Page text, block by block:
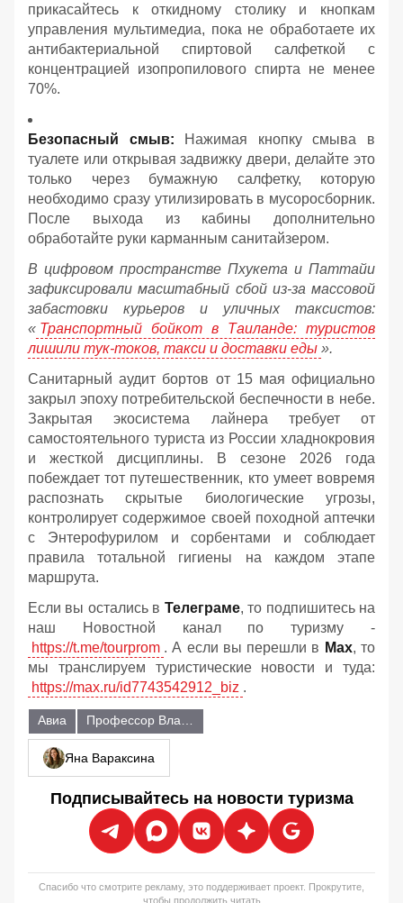
прикасайтесь к откидному столику и кнопкам
управления мультимедиа, пока не обработаете их
антибактериальной спиртовой салфеткой с
концентрацией изопропилового спирта не менее
70%.
Безопасный смыв: Нажимая кнопку смыва в
туалете или открывая задвижку двери, делайте это
только через бумажную салфетку, которую
необходимо сразу утилизировать в мусоросборник.
После выхода из кабины дополнительно
обработайте руки карманным санитайзером.
В цифровом пространстве Пхукета и Паттайи
зафиксировали масштабный сбой из-за массовой
забастовки курьеров и уличных таксистов:
« Транспортный бойкот в Таиланде: туристов
лишили тук-токов, такси и доставки еды ».
Санитарный аудит бортов от 15 мая официально
закрыл эпоху потребительской беспечности в небе.
Закрытая экосистема лайнера требует от
самостоятельного туриста из России хладнокровия
и жесткой дисциплины. В сезоне 2026 года
побеждает тот путешественник, кто умеет вовремя
распознать скрытые биологические угрозы,
контролирует содержимое своей походной аптечки
с Энтерофурилом и сорбентами и соблюдает
правила тотальной гигиены на каждом этапе
маршрута.
Если вы остались в Телеграме, то подпишитесь на
наш Новостной канал по туризму -
https://t.me/tourprom . А если вы перешли в Мах, то
мы транслируем туристические новости и туда:
https://max.ru/id7743542912_biz .
Авиа
Яна Вараксина
Подписывайтесь на новости туризма
Спасибо что смотрите рекламу, это поддерживает проект. Прокрутите,
чтобы продолжить читать